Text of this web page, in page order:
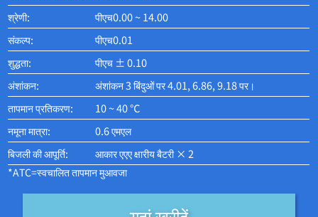
श्रेणी:
पीएच0.00 ~ 14.00
संकल्प:
पीएच0.01
शुद्धता:
पीएच ± 0.10
अंशांकन:
अंशांकन 3 बिंदुओं पर 4.01, 6.86, 9.18 पर।
तापमान प्रतिकरण:
10 ~ 40 ℃
नमूना मात्रा:
0.6 एमएल
बिजली की आपूर्ति:
आकार एएए क्षारीय बैटरी × 2
*ATC=स्वचालित तापमान मुआवजा